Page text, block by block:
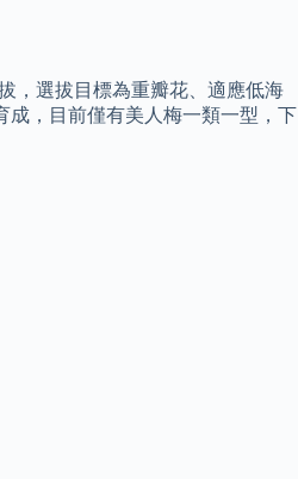
，選拔目標為重瓣花、適應低海
成，目前僅有美人梅一類一型，下